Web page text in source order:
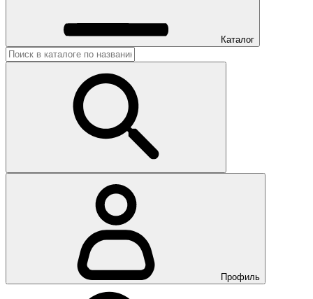
Каталог
Профиль